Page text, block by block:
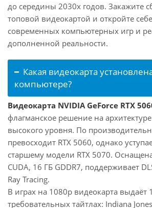
до середины 2030х годов. Закажите
топовой видеокартой и откройте
современных компьютерных игр и
дополненной реальности.
Какая видеокарта
компьютере?
Видеокарта NVIDIA GeForce RTX
флагманское решение на
высокого уровня. По
превосходит RTX 5060, однако
старшему модели RTX 5070.
CUDA, 16 ГБ GDDR7, поддерживает
Ray Tracing.
В играх на 1080p видеокарта выдаёт
требовательных тайтлах: Indiana